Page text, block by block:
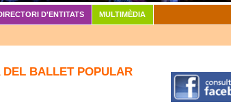
BALLET POPULAR
D'ENTITATS MULTIMÈDIA